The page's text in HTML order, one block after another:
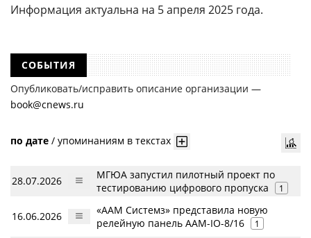
Информация актуальна на 5 апреля 2025 года.
СОБЫТИЯ
Опубликовать/исправить описание организации —
book@cnews.ru
по дате / упоминаниям в текстах
28.07.2026
МГЮА запустил пилотный проект по
тестированию цифрового пропуска
1
16.06.2026
«ААМ Системз» представила новую
релейную панель AAM-IO-8/16
1